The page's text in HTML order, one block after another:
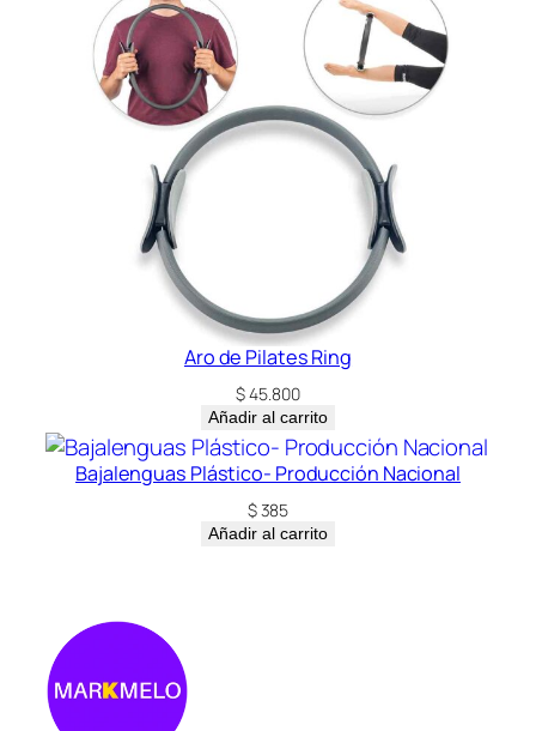
Aro de Pilates Ring
$45.800
Añadir al carrito
Bajalenguas Plástico- Producción Nacional
$385
Añadir al carrito